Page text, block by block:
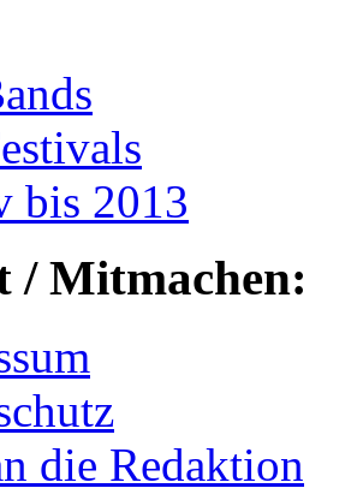
bis 2013
/ Mitmachen:
die Redaktion